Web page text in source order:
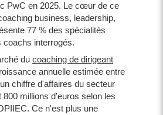
PwC en 2025. Le cœur de ce
business, leadership,
77 % des spécialités
coachs interrogés.
du coaching de dirigeant
annuelle estimée entre
chiffre d'affaires du secteur
800 millions d'euros selon les
Ce n'est plus une